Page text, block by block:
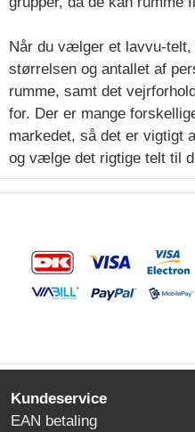
Når du vælger et lavvu-
størrelsen og antallet af
rumme, samt det
for. Der er mange
markedet, så det er vigtigt
og vælge det rigtige telt til
Kundeservice
EAN betaling